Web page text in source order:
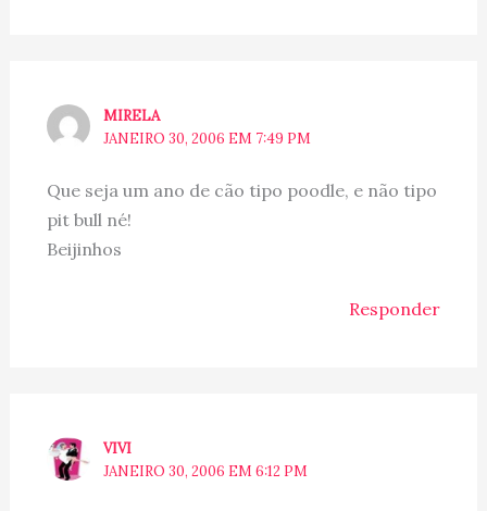
MIRELA
JANEIRO 30, 2006 EM 7:49 PM
Que seja um ano de cão tipo poodle, e não tipo
pit bull né!
Beijinhos
Responder
VIVI
JANEIRO 30, 2006 EM 6:12 PM